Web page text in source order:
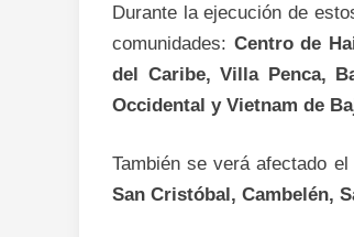
Durante la ejecución de
comunidades: Centro de
del Caribe, Villa Penca,
Occidental y Vietnam de
También se verá afectado
San Cristóbal, Cambelén,